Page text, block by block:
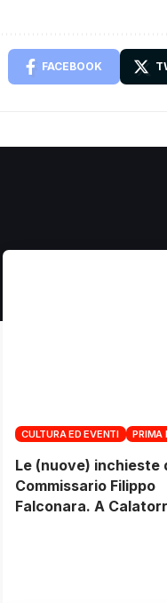
FACEBOOK
CULTURA ED EVENTI PRIMA
Le (nuove) inchieste
Commissario Filippo
Falconara. A